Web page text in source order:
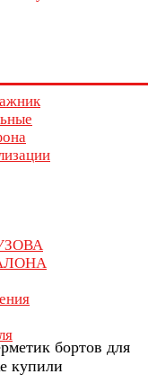
бортов для
купили